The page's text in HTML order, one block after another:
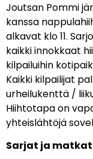
Joutsan Pommi
kanssa
alkavat klo 11.
kaikki innokkaat
kilpailuihin
Kaikki kilpailijat
urheilukenttä /
Hiihtotapa on
yhteislähtöjä
Sarjat ja